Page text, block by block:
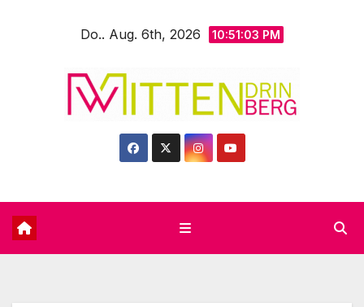
Do.. Aug. 6th, 2026 10:51:05 PM